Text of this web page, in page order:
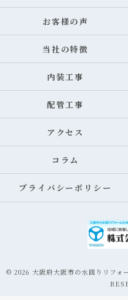
お客様の声
当社の特徴
内装工事
配管工事
アクセス
コラム
プライバシーポリシー
© 2026 大阪府大阪市の水回りリフ